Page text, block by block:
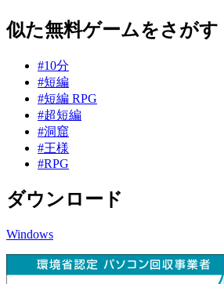
似た無料ゲームをさがす
#10分
#短編
#短編 RPG
#超短編
#洞窟
#王様
#RPG
ダウンロード
Windows